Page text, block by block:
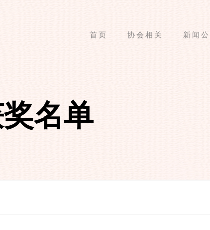
首页 协会相关 新闻
名单